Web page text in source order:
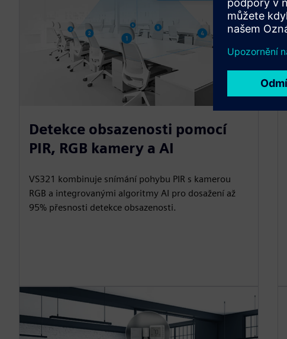
Detekce obsazenosti pomocí
PIR, RGB kamery a AI
VS321 kombinuje snímání pohybu PIR s kamerou
RGB a integrovanými algoritmy AI pro dosažení až
95% přesnosti detekce obsazenosti.